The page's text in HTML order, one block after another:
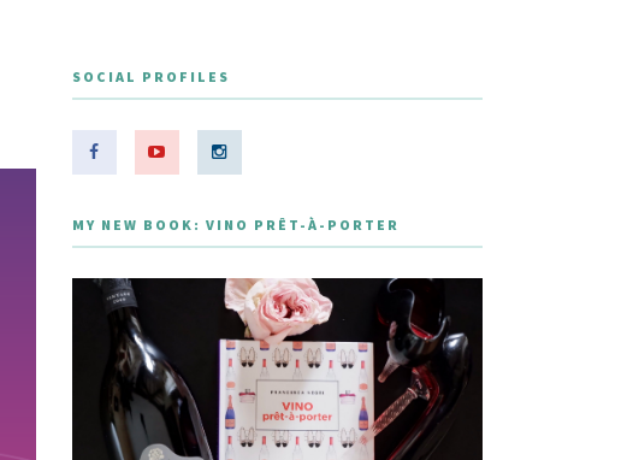
SOCIAL PROFILES
MY NEW BOOK: VINO PRÊT-À-PORTER